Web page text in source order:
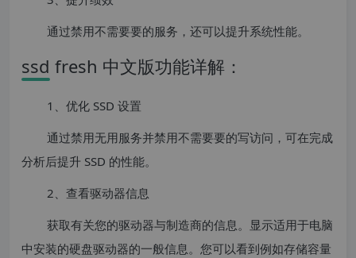
通过禁用不需要要的服务，还可以提升系统性能。
ssd fresh 中文版功能详解：
1、优化 SSD 设置
通过禁用无用服务并禁用不需要要的写访问，可在完成
分析后提升 SSD 的性能。
2、查看驱动器信息
获取有关您的驱动器与制造商的信息。显示适用于电脑
中安装的硬盘驱动器的一般信息。您可以看到例如存储容量